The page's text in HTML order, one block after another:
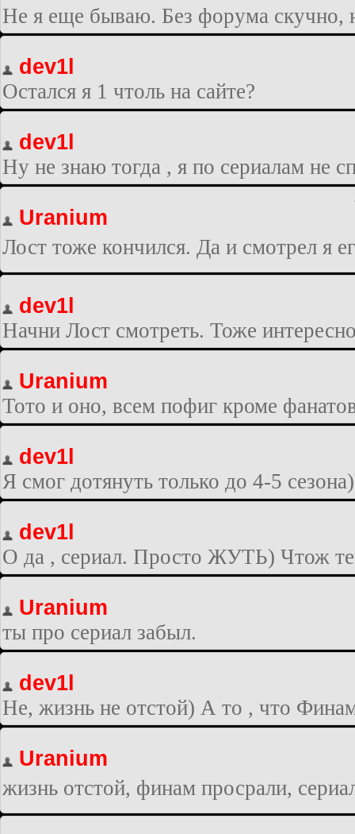
Не я еще бываю. Без форума скучно,
dev1l
Остался я 1 чтоль на сайте?
dev1l
Ну не знаю тогда , я по сериалам не
Uranium
Лост тоже кончился. Да и смотрел я
dev1l
Начни Лост смотреть. Тоже
Uranium
Тото и оно, всем пофиг кроме
dev1l
Я смог дотянуть только до 4-5 сезона)
dev1l
О да , сериал. Просто ЖУТЬ) Чтож
Uranium
ты про сериал забыл.
dev1l
Не, жизнь не отстой) А то , что
Uranium
жизнь отстой, финам просрали,